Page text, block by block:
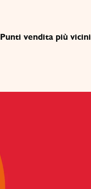
Punti vendita più vicini